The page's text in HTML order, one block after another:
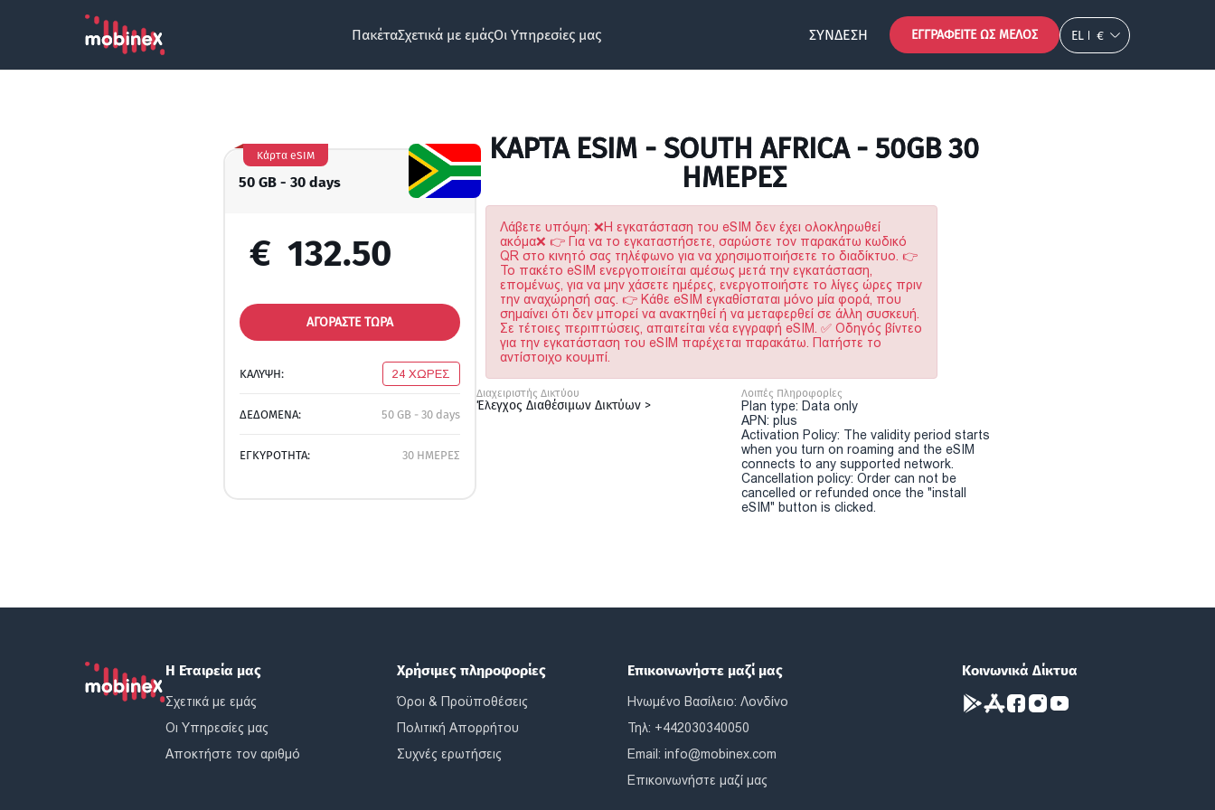
ΠακέταΣχετικά με εμάςΟι Υπηρεσίες μας ΣΎΝΔΕΣΗ ΕΓΓΡΑΦΕΊΤΕ ΩΣ ΜΈΛΟΣ EL €
50 GB - 30 days
Κάρτα eSIM
€ 132.50
ΑΓΟΡΑΣΤΕ ΤΩΡΑ
ΚΑΛΥΨΗ: 24 ΧΩΡΕΣ
ΔΕΔΟΜΕΝΑ: 50 GB - 30 days
ΕΓΚΥΡΟΤΗΤΑ: 30 ΗΜΕΡΕΣ
ΚΆΡΤΑ ESIM - SOUTH AFRICA - 50GB 30
ΗΜΕΡΕΣ
Λάβετε υπόψη: ❌Η εγκατάσταση του eSIM δεν έχει ολοκληρωθεί
ακόμα❌ 👉 Για να το εγκαταστήσετε, σαρώστε τον παρακάτω κωδικό
QR στο κινητό σας τηλέφωνο για να χρησιμοποιήσετε το διαδίκτυο. 👉
Το πακέτο eSIM ενεργοποιείται αμέσως μετά την εγκατάσταση,
επομένως, για να μην χάσετε ημέρες, ενεργοποιήστε το λίγες ώρες πριν
την αναχώρησή σας. 👉 Κάθε eSIM εγκαθίσταται μόνο μία φορά, που
σημαίνει ότι δεν μπορεί να ανακτηθεί ή να μεταφερθεί σε άλλη συσκευή.
Σε τέτοιες περιπτώσεις, απαιτείται νέα εγγραφή eSIM. ✅ Οδηγός βίντεο
για την εγκατάσταση του eSIM παρέχεται παρακάτω. Πατήστε το
αντίστοιχο κουμπί.
Διαχειριστής Δικτύου
Έλεγχος Διαθέσιμων Δικτύων >
Λοιπές Πληροφορίες
Plan type: Data only
APN: plus
Activation Policy: The validity period starts
when you turn on roaming and the eSIM
connects to any supported network.
Cancellation policy: Order can not be
cancelled or refunded once the "install
eSIM" button is clicked.
Η Εταιρεία μας
Σχετικά με εμάς
Οι Υπηρεσίες μας
Αποκτήστε τον αριθμό
Χρήσιμες πληροφορίες
Όροι & Προϋποθέσεις
Πολιτική Απορρήτου
Συχνές ερωτήσεις
Επικοινωνήστε μαζί μας
Ηνωμένο Βασίλειο: Λονδίνο
Τηλ: +442030340050
Email:info@mobinex.com
Επικοινωνήστε μαζί μας
Κοινωνικά Δίκτυα